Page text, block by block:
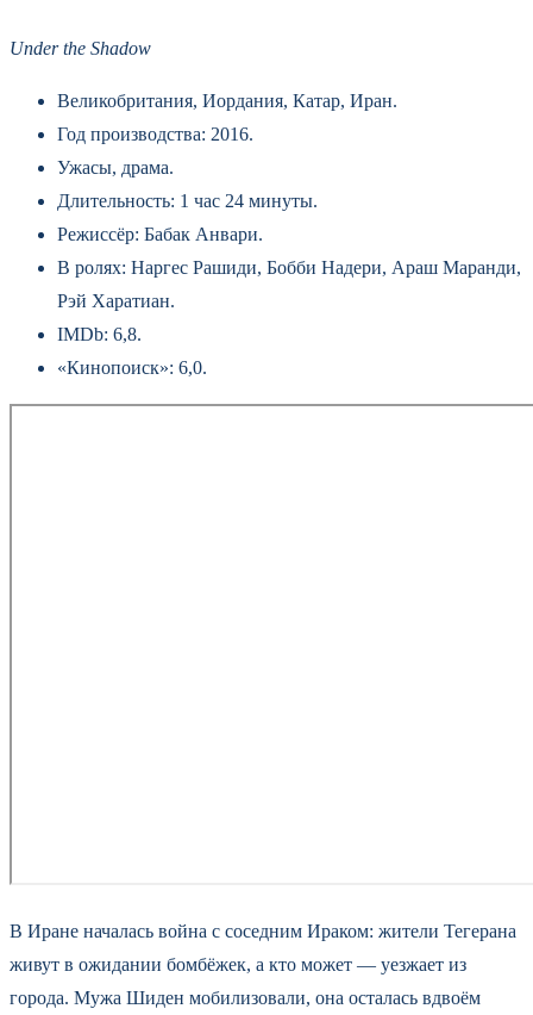
Under the Shadow
Великобритания, Иордания, Катар, Иран.
Год производства: 2016.
Ужасы, драма.
Длительность: 1 час 24 минуты.
Режиссёр: Бабак Анвари.
В ролях: Наргес Рашиди, Бобби Надери, Араш Маранди,
Рэй Харатиан.
IMDb: 6,8.
«Кинопоиск»: 6,0.
В Иране началась война с соседним Ираком: жители Тегерана
живут в ожидании бомбёжек, а кто может — уезжает из
города. Мужа Шиден мобилизовали, она осталась вдвоём